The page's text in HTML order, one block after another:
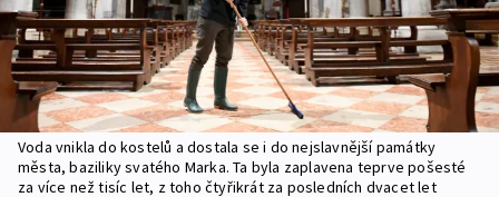
Voda vnikla do kostelů a dostala se i do nejslavnější památky
města, baziliky svatého Marka. Ta byla zaplavena teprve pošesté
za více než tisíc let, z toho čtyřikrát za posledních dvacet let